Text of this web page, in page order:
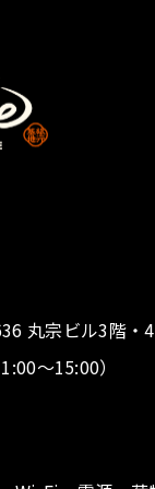
丸宗ビル3階・
～15:00）